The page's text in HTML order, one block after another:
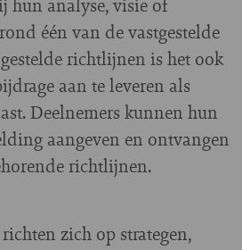
één van de vastgestelde
richtlijnen is het ook
aan te leveren als
Deelnemers kunnen hun
aangeven en ontvangen
richtlijnen.
zich op strategen,